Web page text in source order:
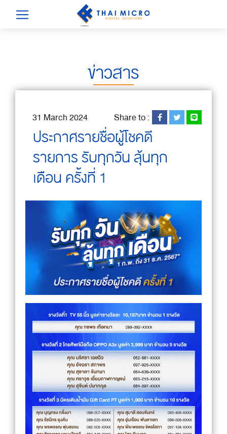
ข่าวสาร
31 March 2024 Share to :
ประกาศรายชื่อผู้โชคดี
รายการ รับทุกวัน ลุ้นทุก
เดือน ครั้งที่ 1